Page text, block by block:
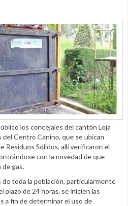
los concejales del cantón Loja
Centro Canino, que se ubican
Residuos Sólidos, allí verificaron el
con la novedad de que
de gas.
toda la población, particularmente
plazo de 24 horas, se inicien las
a fin de determinar el uso de